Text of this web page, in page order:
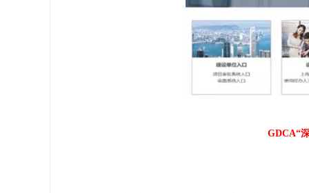
GDCA“深